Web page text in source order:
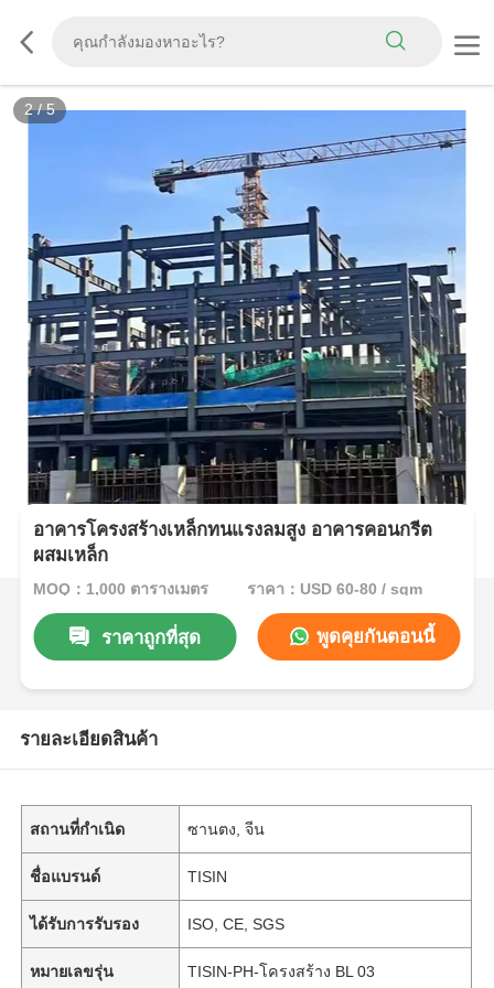
3/5
อาคารโครงสร้างเหล็กทนแรงลมสูง อาคารคอนกรีต
ผสมเหล็ก
MOQ：1,000 ตารางเมตร ราคา：USD 60-80 / sqm
ราคาถูกที่สุด พูดคุยกันตอนนี้
รายละเอียดสินค้า
สถานที่กำเนิด ซานตง, จีน
ชื่อแบรนด์ TISIN
ได้รับการรับรอง ISO, CE, SGS
หมายเลขรุ่น TISIN-PH-โครงสร้าง BL 03